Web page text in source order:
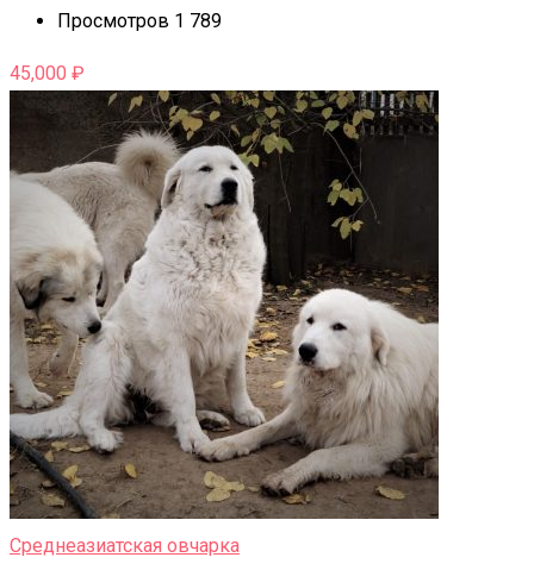
Просмотров 1 789
45,000 ₽
Среднеазиатская овчарка